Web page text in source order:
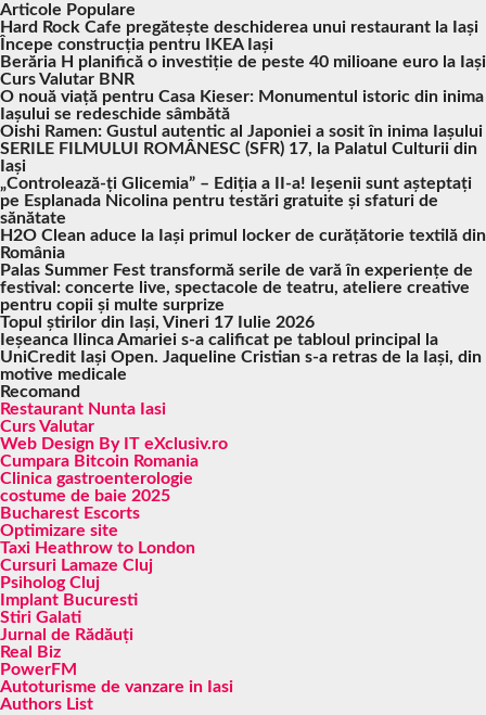
Articole Populare
Hard Rock Cafe pregătește deschiderea unui restaurant la Iași
Începe construcția pentru IKEA Iași
Berăria H planifică o investiție de peste 40 milioane euro la Iași
Curs Valutar BNR
O nouă viață pentru Casa Kieser: Monumentul istoric din inima
Iașului se redeschide sâmbătă
Oishi Ramen: Gustul autentic al Japoniei a sosit în inima Iașului
SERILE FILMULUI ROMÂNESC (SFR) 17, la Palatul Culturii din
Iași
„Controlează-ți Glicemia” – Ediția a II-a! Ieșenii sunt așteptați
pe Esplanada Nicolina pentru testări gratuite și sfaturi de
sănătate
H2O Clean aduce la Iași primul locker de curățătorie textilă din
România
Palas Summer Fest transformă serile de vară în experiențe de
festival: concerte live, spectacole de teatru, ateliere creative
pentru copii și multe surprize
Topul știrilor din Iași, Vineri 17 Iulie 2026
Ieșeanca Ilinca Amariei s-a calificat pe tabloul principal la
UniCredit Iași Open. Jaqueline Cristian s-a retras de la Iași, din
motive medicale
Recomand
Restaurant Nunta Iasi
Curs Valutar
Web Design By IT eXclusiv.ro
Cumpara Bitcoin Romania
Clinica gastroenterologie
costume de baie 2025
Bucharest Escorts
Optimizare site
Taxi Heathrow to London
Cursuri Lamaze Cluj
Psiholog Cluj
Implant Bucuresti
Stiri Galati
Jurnal de Rădăuți
Real Biz
PowerFM
Autoturisme de vanzare in Iasi
Authors List